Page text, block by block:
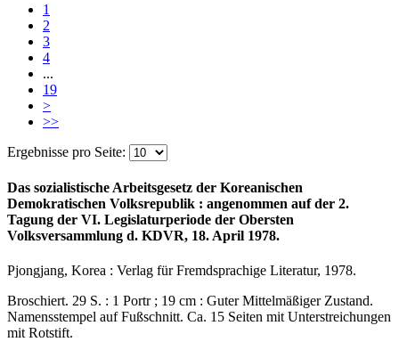
1
2
3
4
...
19
>
>>
Ergebnisse pro Seite:
Das sozialistische Arbeitsgesetz der Koreanischen
Demokratischen Volksrepublik : angenommen auf der 2.
Tagung der VI. Legislaturperiode der Obersten
Volksversammlung d. KDVR, 18. April 1978.
Pjongjang, Korea : Verlag für Fremdsprachige Literatur, 1978.
Broschiert. 29 S. : 1 Portr ; 19 cm : Guter Mittelmäßiger Zustand.
Namensstempel auf Fußschnitt. Ca. 15 Seiten mit Unterstreichungen
mit Rotstift.